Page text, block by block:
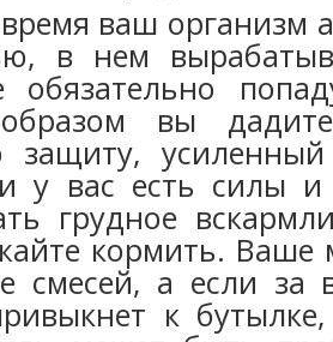
ваш организм
в нем
обязательно
вы
защиту,
у вас есть силы
грудное
кормить. Ваше
смесей, а если за
к